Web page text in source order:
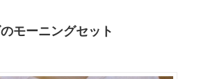
モーニングセット